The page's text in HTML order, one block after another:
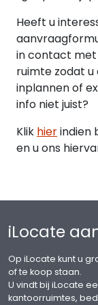
Heeft u
in contact met
ruimte zodat
inplannen of
info niet juist?
Klik hierindien
en u ons
iLocate
Op iLocate kunt u
of te koop staan.
U vindt bij iLocate
kantoorruimtes,